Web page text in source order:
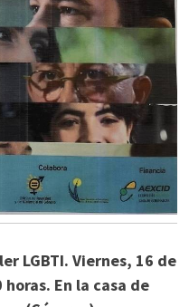
LGBTI. Viernes, 16 de
En la casa de